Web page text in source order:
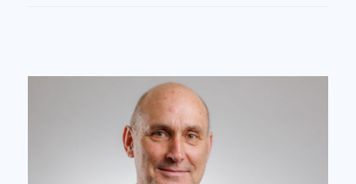
Veröffentlichungen